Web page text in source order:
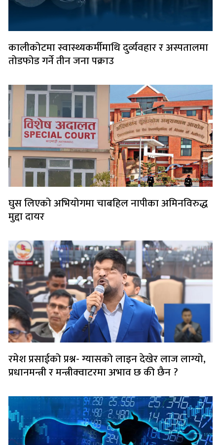
कालीकोटमा स्वास्थ्यकर्मीमाथि दुर्व्यवहार र अस्पतालमा
तोडफोड गर्ने तीन जना पक्राउ
घुस लिएको अभियोगमा चाबहिल नापीका अमिनविरुद्ध
मुद्दा दायर
रमेश प्रसाईको प्रश्न- ग्यासको लाइन देखेर लाज लाग्यो,
प्रधानमन्त्री र मन्त्रीक्वाटरमा अभाव छ की छैन ?